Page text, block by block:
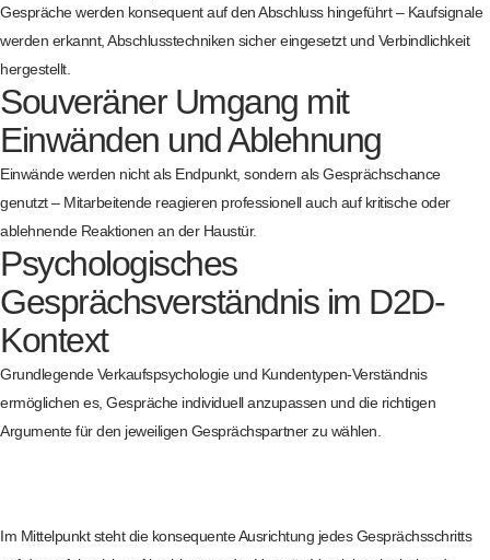
Gespräche werden konsequent auf den Abschluss hingeführt – Kaufsignale
werden erkannt, Abschlusstechniken sicher eingesetzt und Verbindlichkeit
hergestellt.
Souveräner Umgang mit
Einwänden und Ablehnung
Einwände werden nicht als Endpunkt, sondern als Gesprächschance
genutzt – Mitarbeitende reagieren professionell auch auf kritische oder
ablehnende Reaktionen an der Haustür.
Psychologisches
Gesprächsverständnis im D2D-
Kontext
Grundlegende Verkaufspsychologie und Kundentypen-Verständnis
ermöglichen es, Gespräche individuell anzupassen und die richtigen
Argumente für den jeweiligen Gesprächspartner zu wählen.
Im Mittelpunkt steht die konsequente Ausrichtung jedes Gesprächsschritts